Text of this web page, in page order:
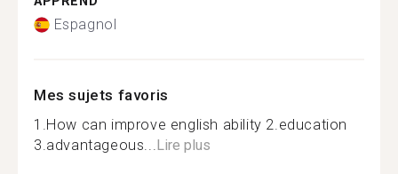
Espagnol
Mes sujets favoris
1.How can improve english ability 2.education
3.advantageous...Lire plus